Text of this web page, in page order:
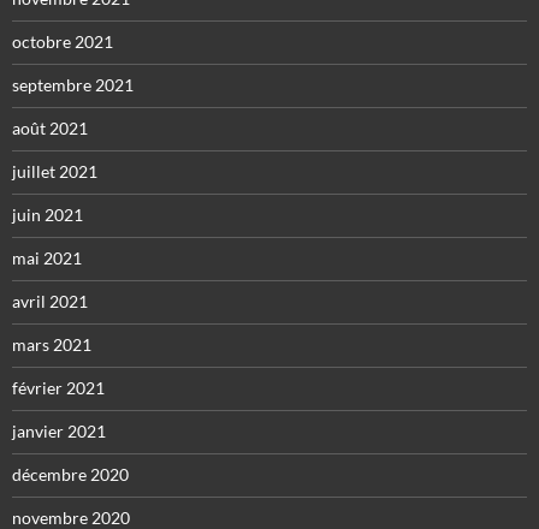
octobre 2021
septembre 2021
août 2021
juillet 2021
juin 2021
mai 2021
avril 2021
mars 2021
février 2021
janvier 2021
décembre 2020
novembre 2020